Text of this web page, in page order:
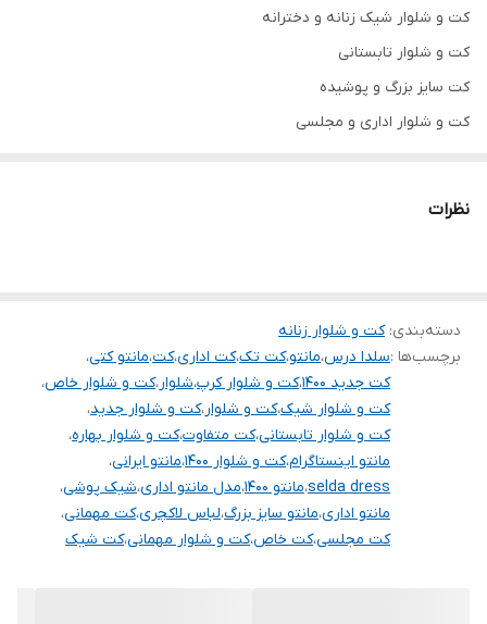
کت و شلوار شیک زنانه و دخترانه
کت و شلوار تابستانی
کت سایز بزرگ و پوشیده
کت و شلوار اداری و مجلسی
سایت امکان مرجوع یا تعویض مدل ندارد فقط تعویض سایز داریم
نظرات
دسته‌بندی:کت و شلوار زنانه
برچسب‌ها :سلدا درس،مانتو،کت تک،کت اداری،کت،مانتو کتی،
کت جدید ۱۴۰۰
،کت و شلوار کرپ،شلوار،کت و شلوار خاص،
کت و شلوار شیک،کت و شلوار،کت و شلوار جدید،
کت و شلوار تابستانی،کت متفاوت،کت و شلوار بهاره،
مانتو اینستاگرام،کت و شلوار ۱۴۰۰ ،مانتو ایرانی،
selda dress،مانتو ۱۴۰۰ ،مدل مانتو اداری،شیک پوشی،
مانتو اداری،مانتو سایز بزرگ،لباس لاکچری،کت مهمانی،
کت مجلسی،کت خاص،کت و شلوار مهمانی،کت شیک